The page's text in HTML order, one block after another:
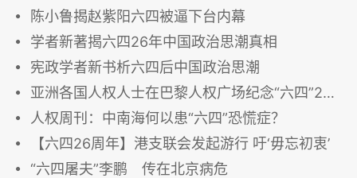
陈小鲁揭赵紫阳六四被逼下台内幕
学者新著揭六四26年中国政治思潮真相
宪政学者新书析六四后中国政治思潮
亚洲各国人权人士在巴黎人权广场纪念“六四”26周年
人权周刊：中南海何以患“六四”恐慌症？
【六四26周年】港支联会发起游行 吁‘毋忘初衷’
“六四屠夫”李鹏 传在北京病危